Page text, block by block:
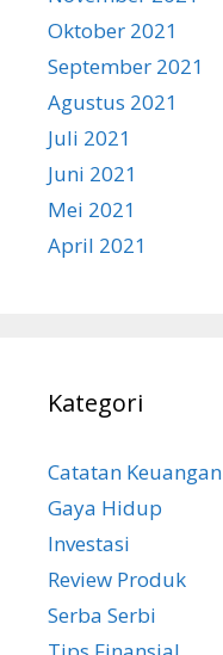
Oktober 2021
September 2021
Agustus 2021
Juli 2021
Juni 2021
Mei 2021
April 2021
Kategori
Catatan Keuangan
Gaya Hidup
Investasi
Review Produk
Serba Serbi